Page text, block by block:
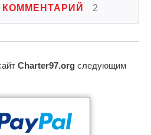
2
Charter97.org следующим